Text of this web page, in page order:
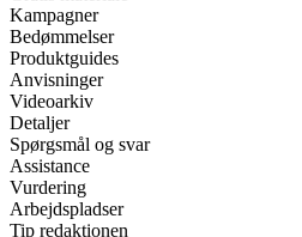
Kampagner
Bedømmelser
Produktguides
Anvisninger
Videoarkiv
Detaljer
Spørgsmål og svar
Assistance
Vurdering
Arbejdspladser
Tip redaktionen